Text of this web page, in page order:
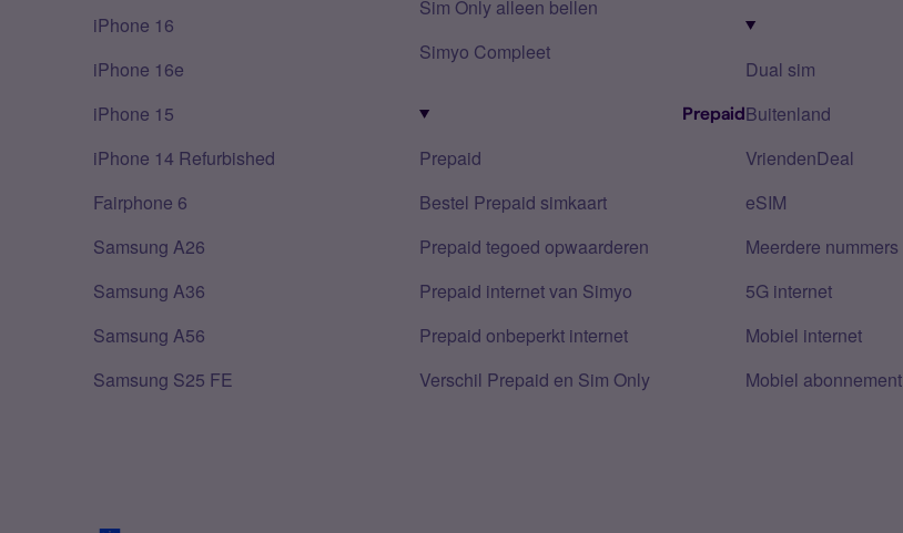
iPhone 16
iPhone 16e
iPhone 15
iPhone 14 Refurbished
Fairphone 6
Samsung A26
Samsung A36
Samsung A56
Samsung S25 FE
Sim Only alleen bellen
Simyo Compleet
Prepaid
Prepaid
Bestel Prepaid simkaart
Prepaid tegoed opwaarderen
Prepaid internet van Simyo
Prepaid onbeperkt internet
Verschil Prepaid en Sim Only
Dual sim
Buitenland
VriendenDeal
eSIM
Meerdere nummers
5G internet
Mobiel internet
Mobiel abonnement